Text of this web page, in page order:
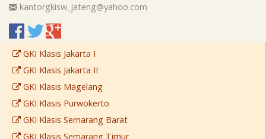
kantorgkisw_jateng@yahoo.com
GKI Klasis Jakarta I
GKI Klasis Jakarta II
GKI Klasis Magelang
GKI Klasis Purwokerto
GKI Klasis Semarang Barat
GKI Klasis Semarang Timur